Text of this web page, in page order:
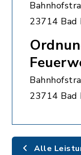
23714 Bad
23714 Bad
Alle